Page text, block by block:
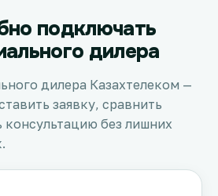
подключать
дилера
дилера Казахтелеком —
заявку, сравнить
консультацию без лишних